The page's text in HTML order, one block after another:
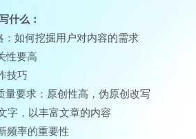
什么：
：如何挖掘用户对内容的需求
性要高
技巧
量要求：原创性高，伪原创改写
字，以丰富文章的内容
频率的重要性